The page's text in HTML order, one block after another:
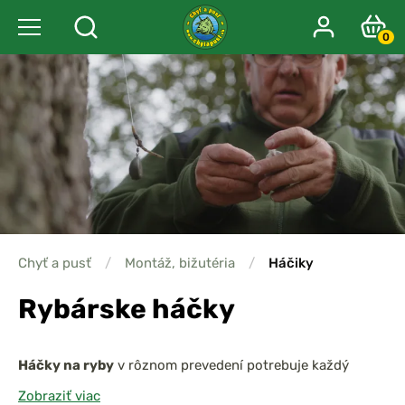
0
Chyť a pusť / Montáž, bižutéria / Háčiky
Rybárske háčky
Háčky na ryby v rôznom prevedení potrebuje každý
rybár, dychtivý po skvelom úlovku.
Zobraziť viac